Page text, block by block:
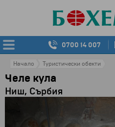
0700 14 007
Начало Туристически обекти
Челе кула
Ниш, Сърбия